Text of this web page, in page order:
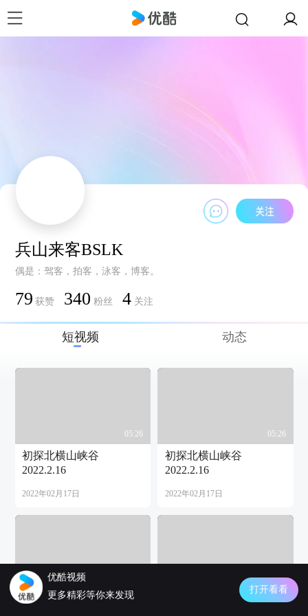
兵山来客BSLK
偶是：驾客，拍客，泳客，博客。
79 获赞 340 粉丝 4 关注
短视频 动态
05:26
初探北横山峡谷
2022.2.16
2022年02月17日
05:26
初探北横山峡谷
2022.2.16
2022年02月17日
口琴拜年五重奏《珊瑚
08:06
迎虎年口琴合奏《今夜
优酷视频
更多精彩等你来发现
打开看看